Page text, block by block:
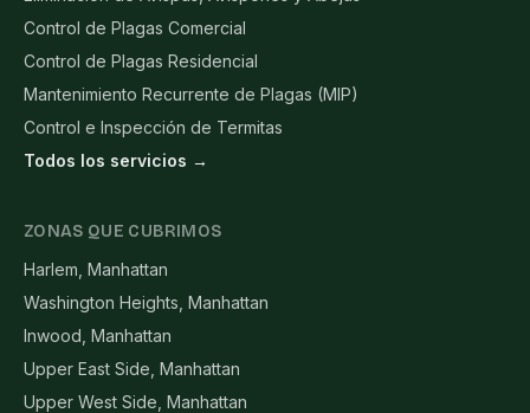
Control de Plagas Comercial
Control de Plagas Residencial
Mantenimiento Recurrente de Plagas (MIP)
Control e Inspección de Termitas
Todos los servicios →
ZONAS QUE CUBRIMOS
Harlem, Manhattan
Washington Heights, Manhattan
Inwood, Manhattan
Upper East Side, Manhattan
Upper West Side, Manhattan